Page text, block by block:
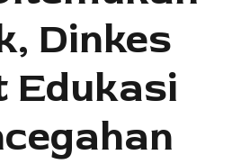
Dinkes
Edukasi